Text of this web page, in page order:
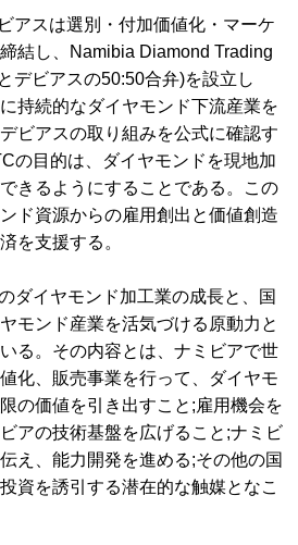
アスは選別・付加価値化・マーケ
結し、
Namibia Diamond Trading
デビアスの50:50合弁)を設立し
持続的なダイヤモンド下流産業を
ビアスの取り組みを公式に確認す
の目的は、ダイヤモンドを現地加
きるようにすることである。この
ド資源からの雇用創出と価値創造
を支援する。
ダイヤモンド加工業の成長と、国
モンド産業を活気づける原動力と
る。その内容とは、ナミビアで世
化、販売事業を行って、ダイヤモ
の価値を引き出すこと;雇用機会を
アの技術基盤を広げること;ナミビ
え、能力開発を進める;その他の国
資を誘引する潜在的な触媒となこ